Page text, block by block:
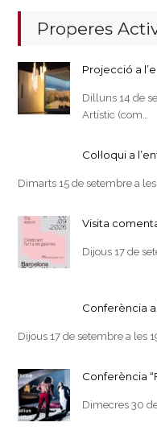
Properes
Projecció a
Dilluns 14 de
Artístic (com…
Col·loqui a
Dimarts 15 de setembre a
Visita
Dijous 17 de
Conferència a
Dijous 17 de setembre a les
Conferència
Dimecres 30